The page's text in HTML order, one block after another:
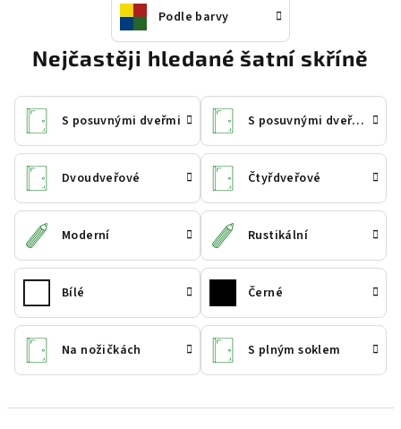
Podle barvy
Nejčastěji hledané šatní skříně
S posuvnými dveřmi S posuvnými dveřmi a zrcadlem
Dvoudveřové Čtyřdveřové
Moderní Rustikální
Bílé Černé
Na nožičkách S plným soklem